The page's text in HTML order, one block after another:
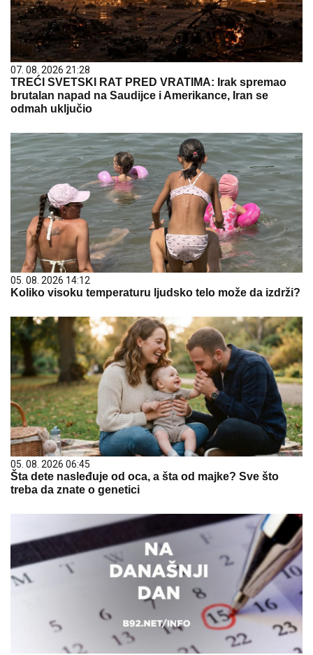
07. 08. 2026 21:28
TREĆI SVETSKI RAT PRED VRATIMA: Irak spremao
brutalan napad na Saudijce i Amerikance, Iran se
odmah uključio
05. 08. 2026 14:12
Koliko visoku temperaturu ljudsko telo može da izdrži?
05. 08. 2026 06:45
Šta dete nasleđuje od oca, a šta od majke? Sve što
treba da znate o genetici